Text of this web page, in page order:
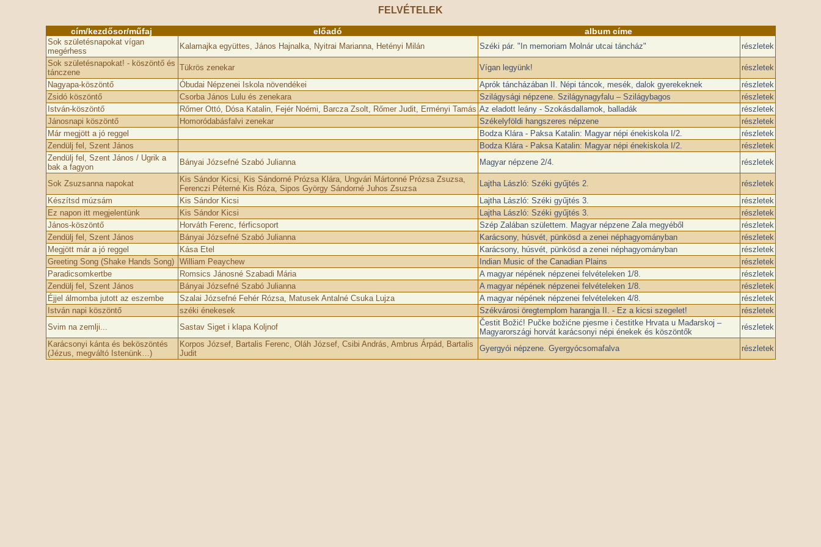
FELVÉTELEK
cím/kezdősor/műfaj előadó album címe
Sok születésnapokat vígan
megérhess
Kalamajka együttes, János Hajnalka, Nyitrai Marianna, Hetényi Milán Széki pár. "In memoriam Molnár utcai táncház"
részletek
Sok születésnapokat! - köszöntő és
tánczene
Tükrös zenekar Vígan legyünk!
részletek
Nagyapa-köszöntő
Óbudai Népzenei Iskola növendékei Aprók táncházában II. Népi táncok, mesék, dalok gyerekeknek
részletek
Zsidó köszöntő
Csorba János Lulu és zenekara Szilágysági népzene. Szilágynagyfalu – Szilágybagos
részletek
István-köszöntő
Rőmer Ottó, Dósa Katalin, Fejér Noémi, Barcza Zsolt, Rőmer Judit, Erményi Tamás Az eladott leány - Szokásdallamok, balladák
részletek
Jánosnapi köszöntő
Homoródabásfalvi zenekar Székelyföldi hangszeres népzene
részletek
Már megjött a jó reggel
Bodza Klára - Paksa Katalin: Magyar népi énekiskola I/2.
részletek
Zendülj fel, Szent János
Bodza Klára - Paksa Katalin: Magyar népi énekiskola I/2.
részletek
Zendülj fel, Szent János / Ugrik a
bak a fagyon
Bányai Józsefné Szabó Julianna Magyar népzene 2/4. részletek
Sok Zsuzsanna napokat
Kis Sándor Kicsi, Kis Sándorné Prózsa Klára, Ungvári Mártonné Prózsa Zsuzsa,
Ferenczi Péterné Kis Róza, Sipos György Sándorné Juhos Zsuzsa
Lajtha László: Széki gyűjtés 2.
részletek
Készítsd múzsám
Kis Sándor Kicsi Lajtha László: Széki gyűjtés 3.
részletek
Ez napon itt megjelentünk
Kis Sándor Kicsi Lajtha László: Széki gyűjtés 3.
részletek
János-köszöntő
Horváth Ferenc, férficsoport Szép Zalában születtem. Magyar népzene Zala megyéből
részletek
Zendülj fel, Szent János
Bányai Józsefné Szabó Julianna Karácsony, húsvét, pünkösd a zenei néphagyományban
részletek
Megjött már a jó reggel
Kása Etel Karácsony, húsvét, pünkösd a zenei néphagyományban
részletek
Greeting Song (Shake Hands Song)
William Peaychew Indian Music of the Canadian Plains
részletek
Paradicsomkertbe
Romsics Jánosné Szabadi Mária A magyar népének népzenei felvételeken 1/8.
részletek
Zendülj fel, Szent János
Bányai Józsefné Szabó Julianna A magyar népének népzenei felvételeken 1/8.
részletek
Éjjel álmomba jutott az eszembe
Szalai Józsefné Fehér Rózsa, Matusek Antalné Csuka Lujza A magyar népének népzenei felvételeken 4/8.
részletek
István napi köszöntő
széki énekesek Székvárosi öregtemplom harangja II. - Ez a kicsi szegelet!
részletek
Svim na zemlji...
Sastav Siget i klapa Koljnof
Čestit Božić! Pučke božićne pjesme i čestitke Hrvata u Mađarskoj –
Magyarországi horvát karácsonyi népi énekek és köszöntők
részletek
Karácsonyi kánta és beköszöntés
(Jézus, megváltó Istenünk…)
Korpos József, Bartalis Ferenc, Oláh József, Csibi András, Ambrus Árpád, Bartalis
Judit
Gyergyói népzene. Gyergyócsomafalva részletek